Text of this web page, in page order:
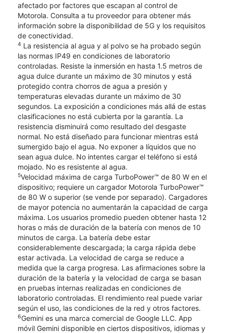
afectado por factores que escapan al control de
Motorola. Consulta a tu proveedor para obtener más
información sobre la disponibilidad de 5G y los requisitos
de conectividad.
4 La resistencia al agua y al polvo se ha probado según
las normas IP49 en condiciones de laboratorio
controladas. Resiste la inmersión en hasta 1.5 metros de
agua dulce durante un máximo de 30 minutos y está
protegido contra chorros de agua a presión y
temperaturas elevadas durante un máximo de 30
segundos. La exposición a condiciones más allá de estas
clasificaciones no está cubierta por la garantía. La
resistencia disminuirá como resultado del desgaste
normal. No está diseñado para funcionar mientras está
sumergido bajo el agua. No exponer a líquidos que no
sean agua dulce. No intentes cargar el teléfono si está
mojado. No es resistente al agua.
5Velocidad máxima de carga TurboPower™ de 80 W en el
dispositivo; requiere un cargador Motorola TurboPower™
de 80 W o superior (se vende por separado). Cargadores
de mayor potencia no aumentarán la capacidad de carga
máxima. Los usuarios promedio pueden obtener hasta 12
horas o más de duración de la batería con menos de 10
minutos de carga. La batería debe estar
considerablemente descargada; la carga rápida debe
estar activada. La velocidad de carga se reduce a
medida que la carga progresa. Las afirmaciones sobre la
duración de la batería y la velocidad de carga se basan
en pruebas internas realizadas en condiciones de
laboratorio controladas. El rendimiento real puede variar
según el uso, las condiciones de la red y otros factores.
6Gemini es una marca comercial de Google LLC. App
móvil Gemini disponible en ciertos dispositivos, idiomas y